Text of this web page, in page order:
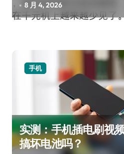
8 月 4, 2026
手机
实测：手机插电刷视
搞坏电池吗？